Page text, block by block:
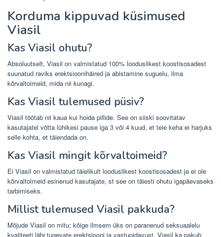
Korduma kippuvad küsimused
Viasil
Kas Viasil ohutu?
Absoluutselt, Viasil on valmistatud 100% looduslikest koostisosadest
suunatud raviks erektsioonihäired ja abistamine suguelu, ilma
kõrvaltoimeid, mida nii kunagi.
Kas Viasil tulemused püsiv?
Viasil töötab nii kaua kui hoida pillide. See on siiski soovitatav
kasutajatel võtta lühikesi pause iga 3 või 4 kuud, et teie keha ei harjuks
selle kohta, et täiendada on.
Kas Viasil mingit kõrvaltoimeid?
Ei Viasil on valmistatud täielikult looduslikest koostisosadest ja ei ole
kõrvaltoimeid esinenud kasutajate, st see on täiesti ohutu igapäevaseks
tarbimiseks.
Millist tulemused Viasil pakkuda?
Mõjude Viasil on mitu; kõige ilmsem üks on paranenud seksuaalelu
kvaliteeti läbi tugevate erektsiooni ja vastupidavust. Viasil ka pakub